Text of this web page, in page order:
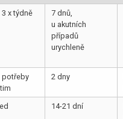
3 x týdně
7 dnů,
u akutních
případů
urychleně
potřeby
2 dny
14-21 dní